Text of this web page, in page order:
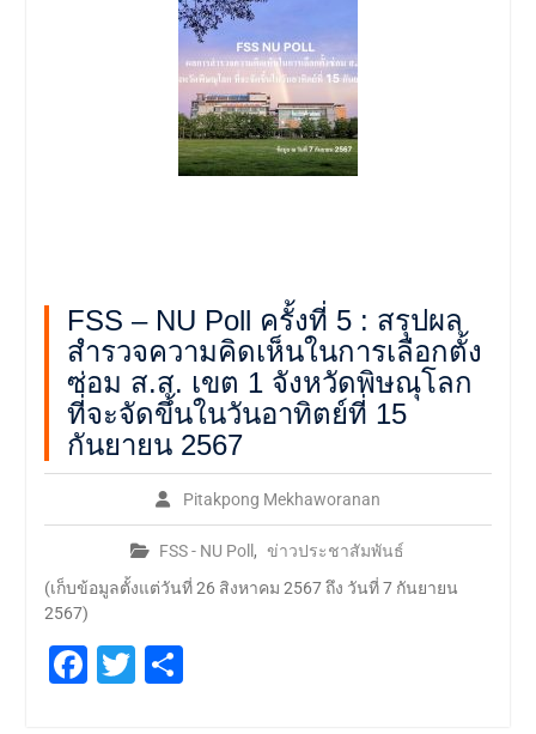
FSS – NU Poll ครั้งที่ 5 : สรุปผล
สำรวจความคิดเห็นในการเลือกตั้ง
ซ่อม ส.ส. เขต 1 จังหวัดพิษณุโลก
ที่จะจัดขึ้นในวันอาทิตย์ที่ 15
กันยายน 2567
Pitakpong Mekhaworanan
FSS - NU Poll , ข่าวประชาสัมพันธ์
(เก็บข้อมูลตั้งแต่วันที่ 26 สิงหาคม 2567 ถึง วันที่ 7 กันยายน
2567)
Facebook
Twitter
Share